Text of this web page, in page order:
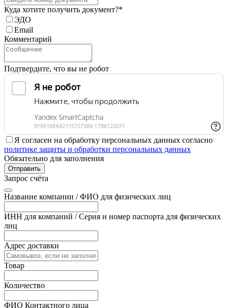
Куда хотите получить документ?*
ЭДО
Email
Комментарий
Подтвердите, что вы не робот
Я согласен на обработку персональных данных согласно
политике защиты и обработки персональных данных
Обязательно для заполнения
Отправить
Запрос счёта
Название компании / ФИО для физических лиц
ИНН для компаний / Серия и номер паспорта для физических
лиц
Адрес доставки
Товар
Количество
ФИО Контактного лица